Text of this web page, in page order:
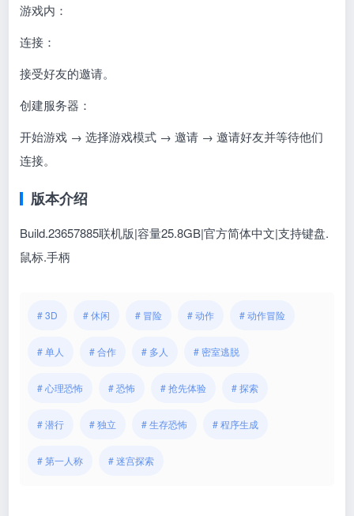
游戏内：
连接：
接受好友的邀请。
创建服务器：
开始游戏 → 选择游戏模式 → 邀请 → 邀请好友并等待他们
连接。
版本介绍
Build.23657885联机版|容量25.8GB|官方简体中文|支持键盘.
鼠标.手柄
# 3D # 休闲 # 冒险 # 动作 # 动作冒险
# 单人 # 合作 # 多人 # 密室逃脱
# 心理恐怖 # 恐怖 # 抢先体验 # 探索
# 潜行 # 独立 # 生存恐怖 # 程序生成
# 第一人称 # 迷宫探索